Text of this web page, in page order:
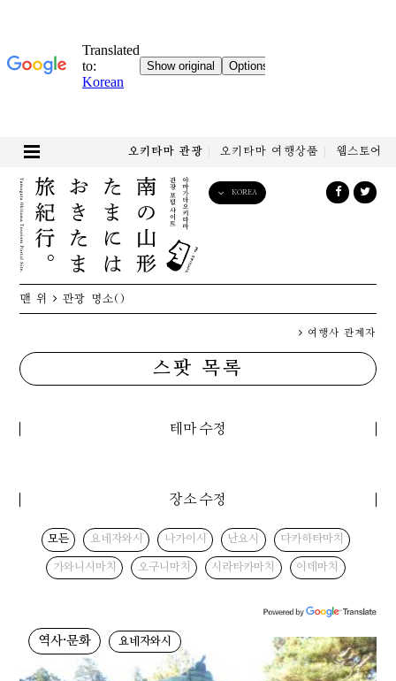
오키타마 관광 오키타마 여행상품 웹스토어
KOREA
맨 위 관광 명소()
여행사 관계자
스팟 목록
테마 수정
장소 수정
모든 요네자와시 나가이시 난요시 다카하타마치
가와니시마치 오구니마치 시라타카마치 이데마치
역사·문화 요네자와시